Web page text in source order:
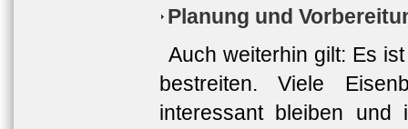
Planung und
Auch weiterhin gilt: Es
bestreiten. Viele
interessant bleiben und